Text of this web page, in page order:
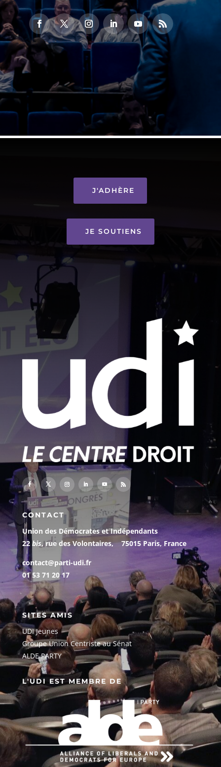
J'ADHÈRE
JE SOUTIENS
CONTACT
Union des Démocrates et Indépendants
22 bis, rue des Volontaires, 75015 Paris, France
contact@parti-udi.fr
01 53 71 20 17
SITES AMIS
UDI Jeunes
Groupe Union Centriste au Sénat
ALDE PARTY
L'UDI EST MEMBRE DE